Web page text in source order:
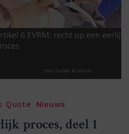
Quote Nieuws
proces, deel 1